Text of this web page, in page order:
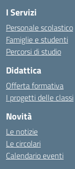
I Servizi
Personale scolastico
Famiglie e studenti
Percorsi di studio
Didattica
Offerta formativa
I progetti delle classi
Novità
Le notizie
Le circolari
Calendario eventi